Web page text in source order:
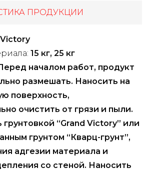
ПРОДУКЦИИ
15 кг, 25 кг
началом работ, продукт
размешать. Наносить на
поверхность,
очистить от грязи и пыли.
грунтовкой “Grand Victory” или
грунтом “Кварц-грунт”,
адгезии материала и
со стеной. Наносить